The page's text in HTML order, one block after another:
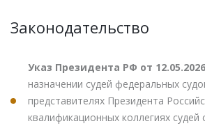
Законодательство
Указ Президента РФ от
назначении судей федеральных
представителях Президента
квалификационных коллегиях судей